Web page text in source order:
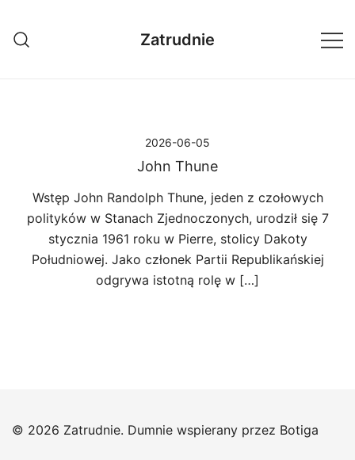
treści
Zatrudnie
2026-06-05
John Thune
Wstęp John Randolph Thune, jeden z czołowych
polityków w Stanach Zjednoczonych, urodził się 7
stycznia 1961 roku w Pierre, stolicy Dakoty
Południowej. Jako członek Partii Republikańskiej
odgrywa istotną rolę w […]
© 2026 Zatrudnie. Dumnie wspierany przez Botiga